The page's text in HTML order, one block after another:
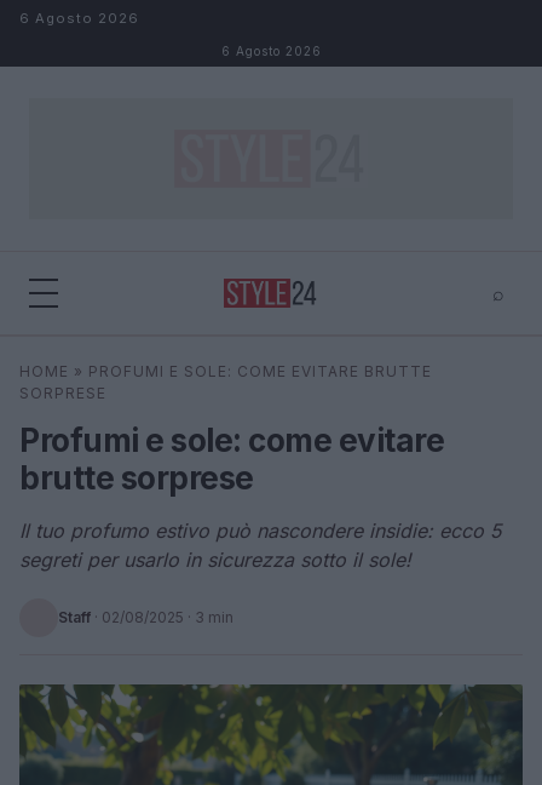
Salta al contenuto
6 Agosto 2026
6 Agosto 2026
⌕
Cerca
HOME » PROFUMI E SOLE: COME EVITARE BRUTTE
SORPRESE
Profumi e sole: come evitare
brutte sorprese
Il tuo profumo estivo può nascondere insidie: ecco 5
segreti per usarlo in sicurezza sotto il sole!
Staff · 02/08/2025 · 3 min